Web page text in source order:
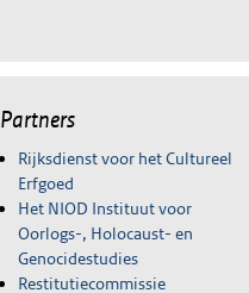
Partners
Rijksdienst voor het Cultureel
Erfgoed
Het NIOD Instituut voor
Oorlogs-, Holocaust- en
Genocidestudies
Restitutiecommissie